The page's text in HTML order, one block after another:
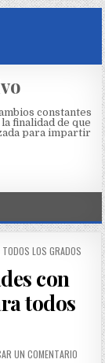
constantes
finalidad de que
para impartir
TODOS LOS GRADOS
con
todos
UN COMENTARIO